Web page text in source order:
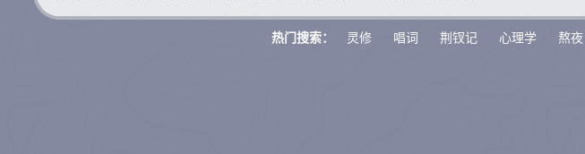
热门搜索： 灵修 唱词 荆钗记 心理学 熬夜